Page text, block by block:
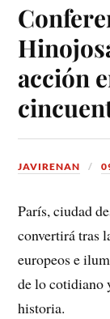
acción
JAVIRENAN
París, ciudad
convertirá tras
europeos e
de lo cotidiano
historia.